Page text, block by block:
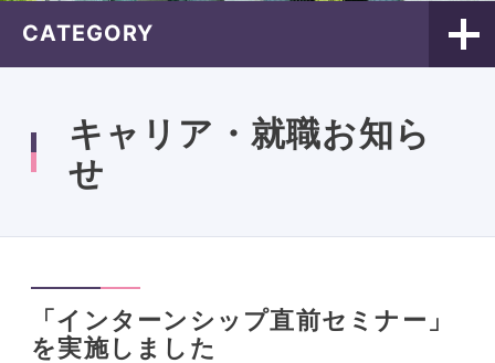
CATEGORY
キャリア・就職お知ら
せ
「インターンシップ直前セミナー」
を実施しました